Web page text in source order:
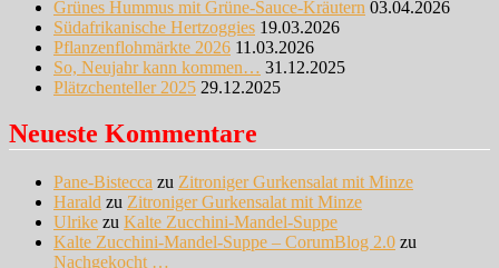
Grünes Hummus mit Grüne-Sauce-Kräutern 03.04.2026
Südafrikanische Hertzoggies 19.03.2026
Pflanzenflohmärkte 2026 11.03.2026
So, Neujahr kann kommen… 31.12.2025
Plätzchenteller 2025 29.12.2025
Neueste Kommentare
Pane-Bistecca zu Zitroniger Gurkensalat mit Minze
Harald zu Zitroniger Gurkensalat mit Minze
Ulrike zu Kalte Zucchini-Mandel-Suppe
Kalte Zucchini-Mandel-Suppe – CorumBlog 2.0 zu
Nachgekocht …